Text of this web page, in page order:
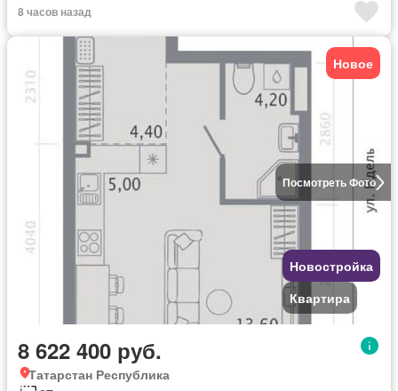
8 часов назад
Посмотреть Фото
Новое
Новостройка
Квартира
8 622 400 руб.
Татарстан Республика